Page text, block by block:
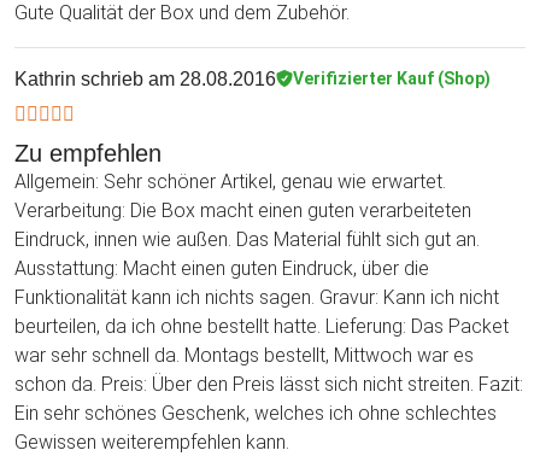
Gute Qualität der Box und dem Zubehör.
Kathrin schrieb am 28.08.2016 Verifizierter Kauf (Shop)
Zu empfehlen
Allgemein: Sehr schöner Artikel, genau wie erwartet.
Verarbeitung: Die Box macht einen guten verarbeiteten
Eindruck, innen wie außen. Das Material fühlt sich gut an.
Ausstattung: Macht einen guten Eindruck, über die
Funktionalität kann ich nichts sagen. Gravur: Kann ich nicht
beurteilen, da ich ohne bestellt hatte. Lieferung: Das Packet
war sehr schnell da. Montags bestellt, Mittwoch war es
schon da. Preis: Über den Preis lässt sich nicht streiten. Fazit:
Ein sehr schönes Geschenk, welches ich ohne schlechtes
Gewissen weiterempfehlen kann.